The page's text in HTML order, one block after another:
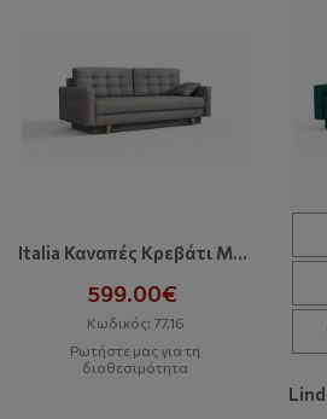
Italia Καναπές Κρεβάτι Με Αποθηκευτικό Χώρο
599.00€
Κωδικός: 77.16
Ρωτήστε μας για τη
διαθεσιμότητα